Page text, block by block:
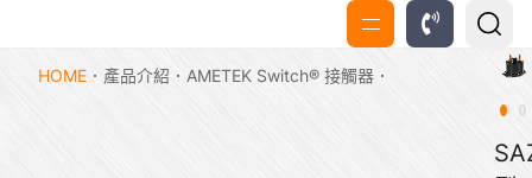
HOME 產品介紹 AMETEK Switch® 接觸器